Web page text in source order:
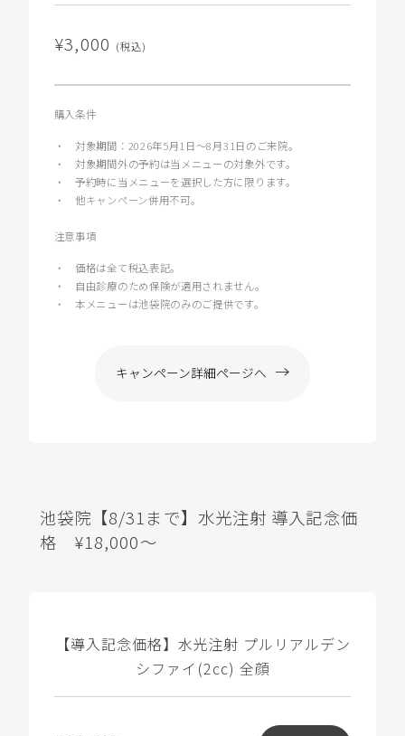
¥3,000 (税込)
購入条件
・ 対象期間：2026年5月1日〜8月31日のご来院。
・ 対象期間外の予約は当メニューの対象外です。
・予約時に当メニューを選択した方に限ります。
・他キャンペーン併用不可。
注意事項
・価格は全て税込表記。
・
自由診療のため保険が適用されません。
・本メニューは池袋院のみのご提供です。
キャンペーン詳細ページへ
池袋院【8/31まで】水光注射 導入記念価
格 ¥18,000～
【導入記念価格】水光注射 プルリアルデン
シファイ(2cc) 全顔